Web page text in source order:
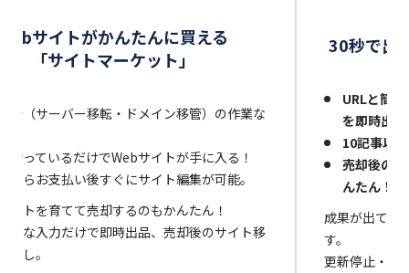
サイトがかんたんに買える
「サイトマーケット」
行（サーバー移転・ドメイン移管）の作業な
待っているだけでWebサイトが手に入る！
ならお支払い後すぐにサイト編集が可能。
イトを育てて売却するのもかんたん！
単な入力だけで即時出品、売却後のサイト移
なし。
30秒で出
URLと簡
を即時出
10記事以
売却後の
んたん！
成果が出てい
す。
更新停止・閉